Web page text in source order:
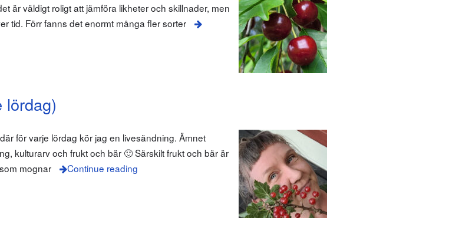
är väldigt roligt att jämföra likheter och skillnader, men
tid. Förr fanns det enormt många fler sorter
lördag)
för varje lördag kör jag en livesändning. Ämnet
kulturarv och frukt och bär 🙂 Särskilt frukt och bär är
mognar
Continue reading